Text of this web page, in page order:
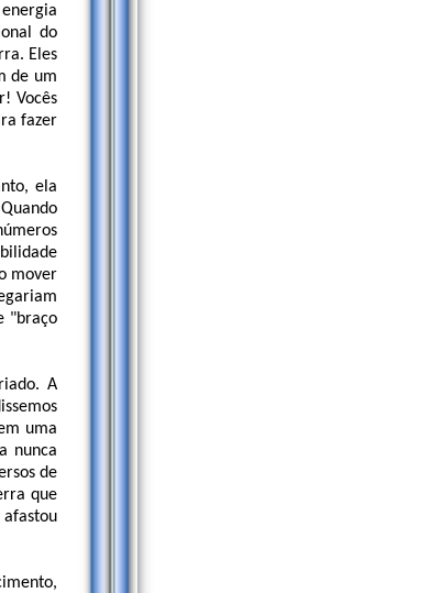
do
Eles
de um
Vocês
fazer
ela
mover
"braço
A
uma
nunca
de
que
afastou